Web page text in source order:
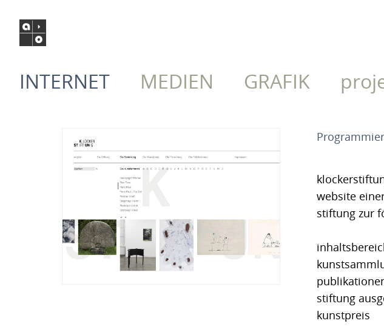
INTERNET MEDIEN GRAFIK
website
stiftung zur
stiftung
kunstpreis